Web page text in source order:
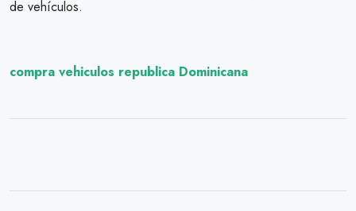
de vehículos.
compra vehiculos republica Dominicana